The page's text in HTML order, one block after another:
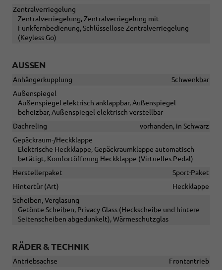
Zentralverriegelung
Zentralverriegelung, Zentralverriegelung mit
Funkfernbedienung, Schlüssellose Zentralverriegelung
(Keyless Go)
AUSSEN
Anhängerkupplung
Schwenkbar
Außenspiegel
Außenspiegel elektrisch anklappbar, Außenspiegel
beheizbar, Außenspiegel elektrisch verstellbar
Dachreling
vorhanden, in Schwarz
Gepäckraum-/Heckklappe
Elektrische Heckklappe, Gepäckraumklappe automatisch
betätigt, Komfortöffnung Heckklappe (Virtuelles Pedal)
Herstellerpaket
Sport-Paket
Hintertür (Art)
Heckklappe
Scheiben, Verglasung
Getönte Scheiben, Privacy Glass (Heckscheibe und hintere
Seitenscheiben abgedunkelt), Wärmeschutzglas
RÄDER & TECHNIK
Antriebsachse
Frontantrieb